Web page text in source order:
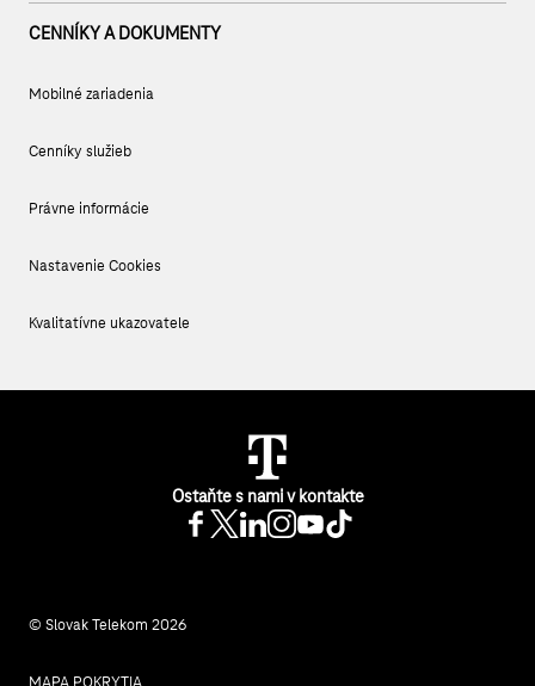
CENNÍKY A DOKUMENTY
Mobilné zariadenia
Cenníky služieb
Právne informácie
Nastavenie Cookies
Kvalitatívne ukazovatele
Ostaňte s nami v kontakte
© Slovak Telekom 2026
MAPA POKRYTIA